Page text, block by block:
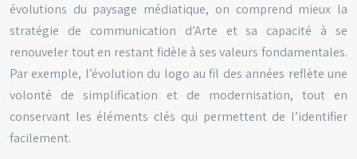
évolutions du paysage médiatique, on comprend mieux la
stratégie de communication d’Arte et sa capacité à se
renouveler tout en restant fidèle à ses valeurs fondamentales.
Par exemple, l’évolution du logo au fil des années reflète une
volonté de simplification et de modernisation, tout en
conservant les éléments clés qui permettent de l’identifier
facilement.